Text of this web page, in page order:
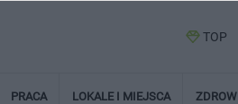
TOP
PRACA LOKALE I MIEJSCA